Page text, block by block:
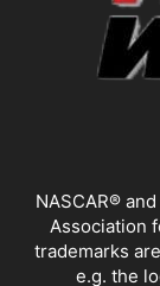
NASCAR®
Association
trademarks
e.g. the